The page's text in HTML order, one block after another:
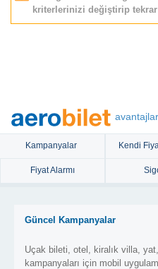
kriterlerinizi değiştirip
Kampanyalar Kendi
Fiyat Alarmı
Güncel Kampanyalar
Uçak bileti, otel, kiralık villa,
kampanyaları için mobil